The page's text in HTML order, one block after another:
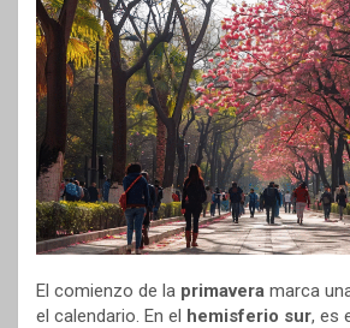
El comienzo de la primavera marca
el calendario. En el hemisferio sur, es